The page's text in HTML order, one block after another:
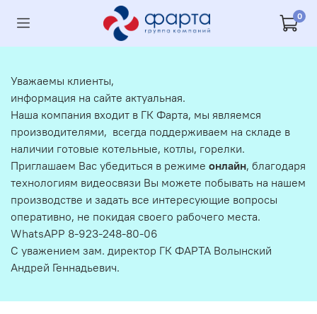
0
Уважаемы клиенты,
информация на сайте актуальная.
Наша компания входит в ГК Фарта, мы являемся
производителями, всегда поддерживаем на складе в
наличии готовые котельные, котлы, горелки.
Приглашаем Вас убедиться в режиме онлайн, благодаря
технологиям видеосвязи Вы можете побывать на нашем
производстве и задать все интересующие вопросы
оперативно, не покидая своего рабочего места.
WhatsAPP 8-923-248-80-06
С уважением зам. директор ГК ФАРТА Волынский
Андрей Геннадьевич.